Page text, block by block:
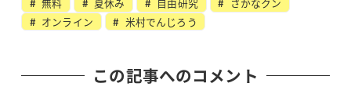
オンライン
米村でんじろう
この記事へのコメント